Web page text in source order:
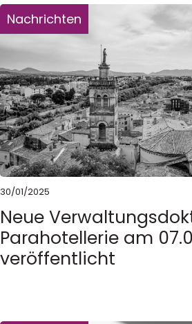
Nachrichten
30/01/2025
Neue
Parahotellerie am
veröffentlicht